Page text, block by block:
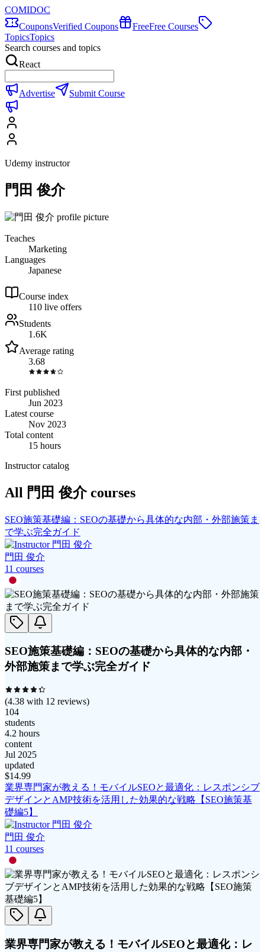
COMIDOC
CouponsVerified Coupons FreeFree Courses
TopicsTopics
Search courses and topics
React
Advertise Submit Course
Udemy instructor
門田 俊介
Teaches
Marketing
Languages
Japanese
Course index
110 live offers
Students
1.6K
Average rating
3.68
First published
Jun 2023
Latest course
Nov 2023
Total content
15 hours
Instructor catalog
All 門田 俊介 courses
SEO施策基礎編：SEOの基礎から具体的な内部・外部施策ま
で学ぶ完全ガイド
門田 俊介
11 courses
SEO施策基礎編：SEOの基礎から具体的な内部・
外部施策まで学ぶ完全ガイド
(4.38 with 12 reviews)
104
students
4.2 hours
content
Jul 2025
updated
$14.99
業界専門家が教える！モバイルSEOと最適化：レスポンシブ
デザインとAMP技術を活用した効果的な戦略【SEO施策基
礎編5】
門田 俊介
11 courses
業界専門家が教える！モバイルSEOと最適化：レ